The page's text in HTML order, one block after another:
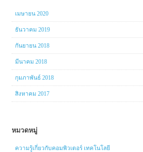
เมษายน 2020
ธันวาคม 2019
กันยายน 2018
มีนาคม 2018
กุมภาพันธ์ 2018
สิงหาคม 2017
หมวดหมู่
ความรู้เกี่ยวกับคอมพิวเตอร์ เทคโนโลยี